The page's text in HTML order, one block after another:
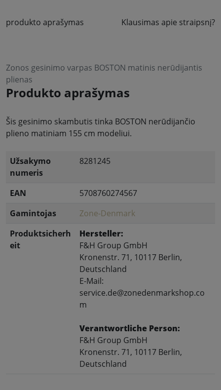
produkto aprašymas Klausimas apie straipsnį?
Zonos gesinimo varpas BOSTON matinis nerūdijantis
plienas
Produkto aprašymas
Šis gesinimo skambutis tinka BOSTON nerūdijančio
plieno matiniam 155 cm modeliui.
Užsakymo
numeris
8281245
EAN
5708760274567
Gamintojas
Zone-Denmark
Produktsicherh
eit
Hersteller:
F&H Group GmbH
Kronenstr. 71, 10117 Berlin,
Deutschland
E-Mail:
service.de@zonedenmarkshop.co
m
Verantwortliche Person:
F&H Group GmbH
Kronenstr. 71, 10117 Berlin,
Deutschland